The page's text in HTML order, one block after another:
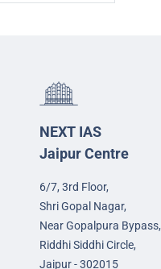
NEXT IAS
Jaipur Centre
6/7, 3rd Floor,
Shri Gopal Nagar,
Near Gopalpura Bypass,
Riddhi Siddhi Circle,
Jaipur - 302015